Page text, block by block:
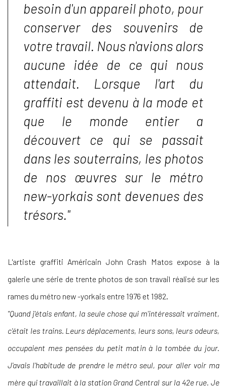
besoin d'un appareil photo, pour
conserver des souvenirs de
votre travail. Nous n'avions alors
aucune idée de ce qui nous
attendait. Lorsque l'art du
graffiti est devenu à la mode et
que le monde entier a
découvert ce qui se passait
dans les souterrains, les photos
de nos œuvres sur le métro
new-yorkais sont devenues des
trésors."
L'artiste graffiti Américain John Crash Matos expose à la
galerie une série de trente photos de son travail réalisé sur les
rames du métro new -yorkais entre 1976 et 1982.
"Quand j'étais enfant, la seule chose qui m'intéressait vraiment,
c'était les trains. Leurs déplacements, leurs sons, leurs odeurs,
occupaient mes pensées du petit matin à la tombée du jour.
J'avais l'habitude de prendre le métro seul, pour aller voir ma
mère qui travaillait à la station Grand Central sur la 42e rue. Je